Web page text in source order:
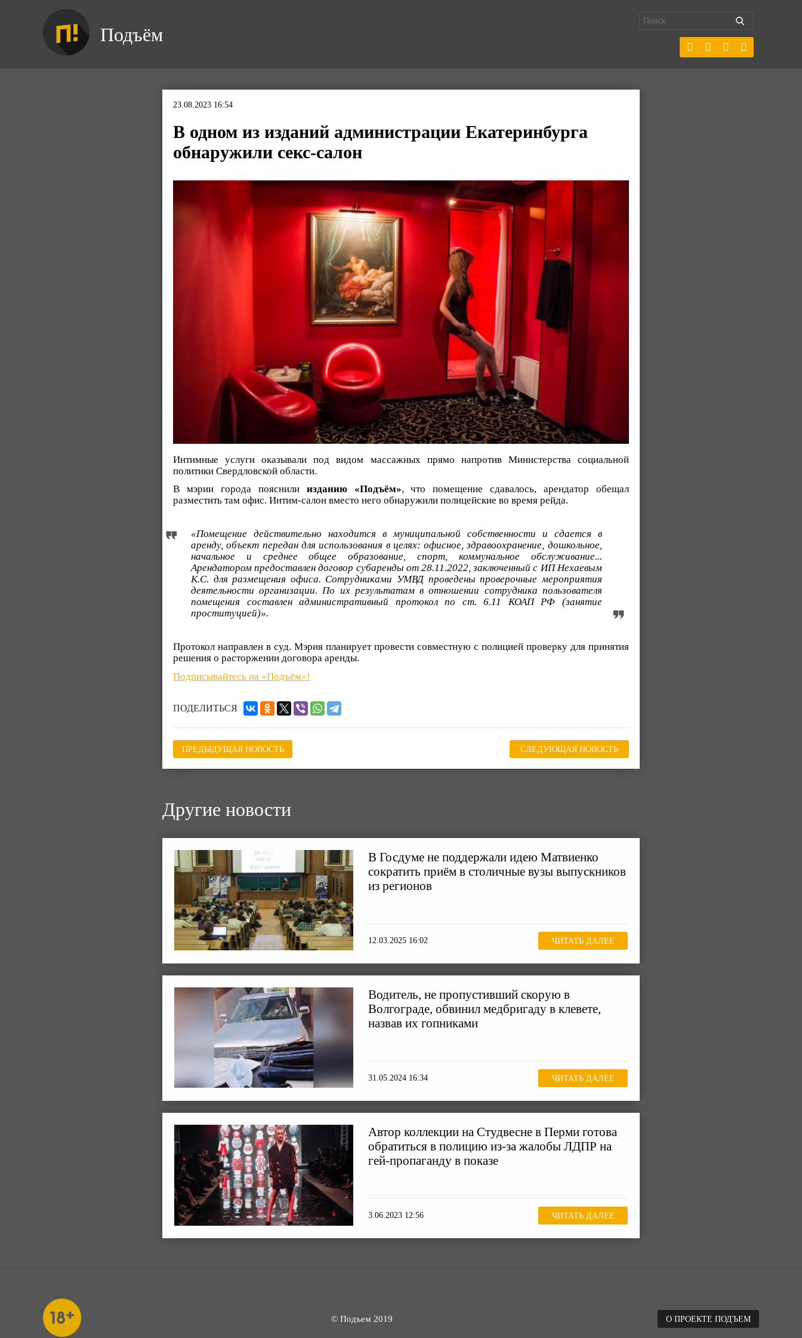
Подъём
23.08.2023 16:54
В одном из изданий администрации Екатеринбурга
обнаружили секс-салон
Интимные услуги оказывали под видом массажных прямо напротив Министерства социальной
политики Свердловской области.
В мэрии города пояснили изданию «Подъём», что помещение сдавалось, арендатор обещал
разместить там офис. Интим-салон вместо него обнаружили полицейские во время рейда.
«Помещение действительно находится в муниципальной собственности и сдается в
аренду, объект передан для использования в целях: офисное, здравоохранение, дошкольное,
начальное и среднее общее образование, спорт, коммунальное обслуживание...
Арендатором предоставлен договор субаренды от 28.11.2022, заключенный с ИП Нехаевым
К.С. для размещения офиса. Сотрудниками УМВД проведены проверочные мероприятия
деятельности организации. По их результатам в отношении сотрудника пользователя
помещения составлен административный протокол по ст. 6.11 КОАП РФ (занятие
проституцией)».
Протокол направлен в суд. Мэрия планирует провести совместную с полицией проверку для принятия
решения о расторжении договора аренды.
Подписывайтесь на «Подъём»!
ПОДЕЛИТЬСЯ
ПРЕДЫДУЩАЯ НОВОСТЬ СЛЕДУЮЩАЯ НОВОСТЬ
Другие новости
В Госдуме не поддержали идею Матвиенко
сократить приём в столичные вузы выпускников
из регионов
12.03.2025 16:02 ЧИТАТЬ ДАЛЕЕ
Водитель, не пропустивший скорую в
Волгограде, обвинил медбригаду в клевете,
назвав их гопниками
31.05.2024 16:34 ЧИТАТЬ ДАЛЕЕ
Автор коллекции на Студвесне в Перми готова
обратиться в полицию из-за жалобы ЛДПР на
гей-пропаганду в показе
3.06.2023 12:56 ЧИТАТЬ ДАЛЕЕ
© Подъем 2019 О ПРОЕКТЕ ПОДЪЕМ